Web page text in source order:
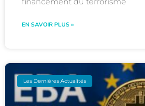
financement du terrorisme
EN SAVOIR PLUS »
Les Dernières Actualités